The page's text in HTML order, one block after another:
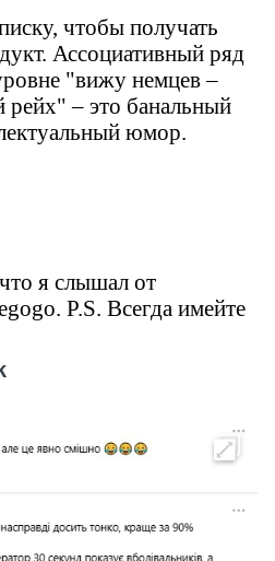
чтобы получать
Ассоциативный ряд
"вижу немцев –
рейх" – это банальный
юмор.
я слышал от
P.S. Всегда имейте